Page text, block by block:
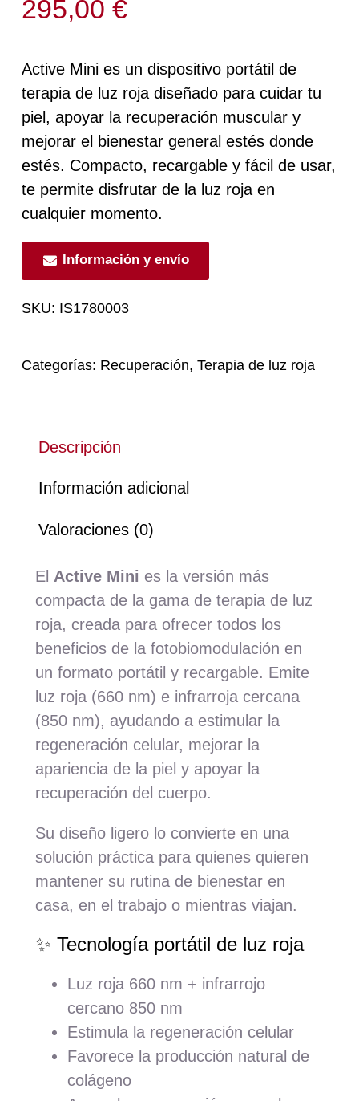
295,00€
Active Mini es un dispositivo portátil de
terapia de luz roja diseñado para cuidar tu
piel, apoyar la recuperación muscular y
mejorar el bienestar general estés donde
estés. Compacto, recargable y fácil de usar,
te permite disfrutar de la luz roja en
cualquier momento.
Información y envío
SKU: IS1780003
Categorías: Recuperación,Terapia de luz roja
Descripción
Información adicional
Valoraciones (0)
El Active Mini es la versión más
compacta de la gama de terapia de luz
roja, creada para ofrecer todos los
beneficios de la fotobiomodulación en
un formato portátil y recargable. Emite
luz roja (660 nm) e infrarroja cercana
(850 nm), ayudando a estimular la
regeneración celular, mejorar la
apariencia de la piel y apoyar la
recuperación del cuerpo.
Su diseño ligero lo convierte en una
solución práctica para quienes quieren
mantener su rutina de bienestar en
casa, en el trabajo o mientras viajan.
✨ Tecnología portátil de luz roja
Luz roja 660 nm + infrarrojo
cercano 850 nm
Estimula la regeneración celular
Favorece la producción natural de
colágeno